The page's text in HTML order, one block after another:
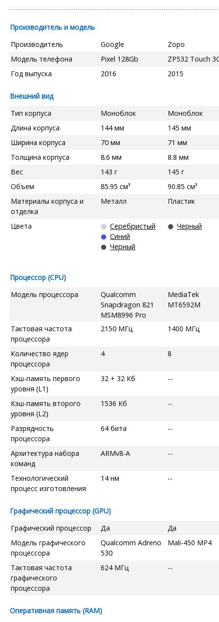
Производитель и модель
Производитель
Google
Zopo
Модель телефона
Pixel 128Gb
ZP532 Touch
Год выпуска
2016 2015
Внешний вид
Тип корпуса
Моноблок
Моноблок
Длина корпуса
144 мм
145 мм
Ширина корпуса
70 мм
71 мм
Толщина корпуса
8.6 мм
8.8 мм
Вес
143 г
145 г
Объем
85.95 см³
90.85 см³
Материалы корпуса и
отделка
Металл Пластик
Цвета
Серебристый
Синий
Черный
Черный
Процессор (CPU)
Модель процессора
Qualcomm
Snapdragon 821
MSM8996 Pro
MediaTek
MT6592M
Тактовая частота
процессора
2150 МГц 1400 МГц
Количество ядер
процессора
4 8
Кэш-память первого
уровня (L1)
32 + 32 Кб --
Кэш-память второго
уровня (L2)
1536 Кб --
Разрядность
процессора
64 бита --
Архитектура набора
команд
ARMv8-A --
Технологический
процесс изготовления
14 нм --
Графический процессор (GPU)
Графический процессор
Да
Да
Модель графического
процессора
Qualcomm Adreno
530
Mali-450 MP4
Тактовая частота
графического
процессора
624 МГц --
Оперативная память (RAM)